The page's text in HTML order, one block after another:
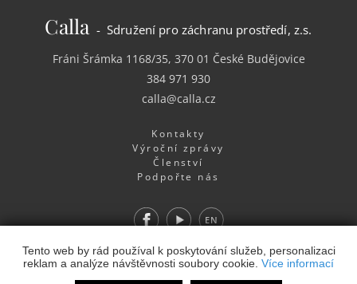
Tento web by rád používal k poskytování služeb, personalizaci
reklam a analýze návštěvnosti soubory cookie. Více informací
Calla- Sdružení pro záchranu prostředí, z.s.
Fráni Šrámka 1168/35, 370 01 České Budějovice
384 971 930
calla@calla.cz
Kontakty
Výroční zprávy
Členství
Podpořte nás
FacebookYoutube EN
Webdesign& Webhosting&publikační systém Toolkit-
Studio